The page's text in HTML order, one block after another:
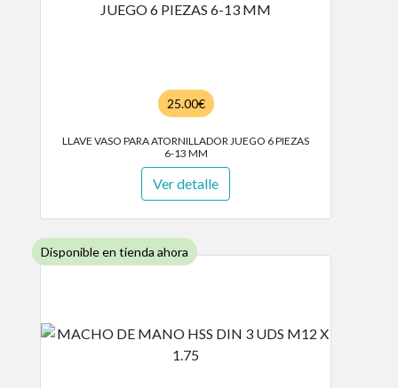
25.00€
LLAVE VASO PARA ATORNILLADOR JUEGO 6 PIEZAS
6-13 MM
Ver detalle
Disponible en tienda ahora